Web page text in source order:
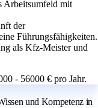
Arbeitsumfeld mit
der
Führungsfähigkeiten.
als Kfz-Meister und
- 56000 € pro Jahr.
und Kompetenz in